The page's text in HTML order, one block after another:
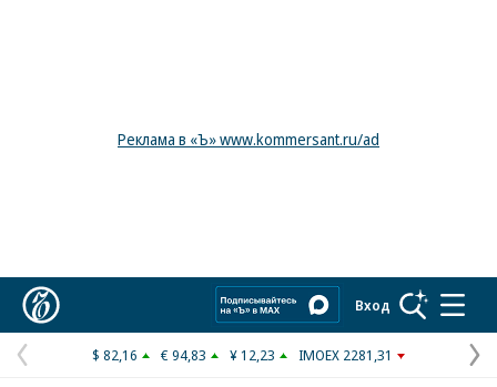
Реклама в «Ъ» www.kommersant.ru/ad
Вход
Предыдущая
$ 82,16 € 94,83 ¥ 12,23 IMOEX 2281,31